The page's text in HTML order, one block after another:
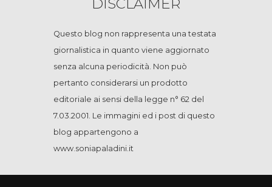
DISCLAIMER
Questo blog non rappresenta una testata
giornalistica in quanto viene aggiornato
senza alcuna periodicità. Non può
pertanto considerarsi un prodotto
editoriale ai sensi della legge n° 62 del
7.03.2001. Le immagini ed i post di questo
blog appartengono a
www.soniapaladini.it